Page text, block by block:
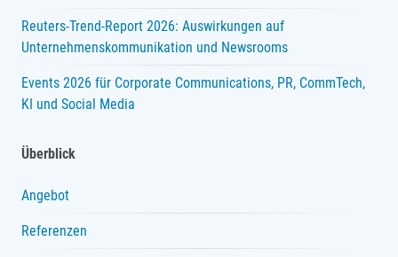
Reuters-Trend-Report 2026: Auswirkungen auf
Unternehmenskommunikation und Newsrooms
Events 2026 für Corporate Communications, PR, CommTech,
KI und Social Media
Überblick
Angebot
Referenzen